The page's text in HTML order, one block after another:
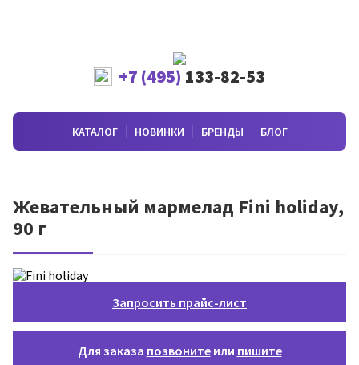
+7 (495) 133-82-53
КАТАЛОГ НОВИНКИ БРЕНДЫ БЛОГ
Жевательный мармелад Fini holiday,
90 г
Запросить прайс-лист
Для заказа позвонитеили пишите